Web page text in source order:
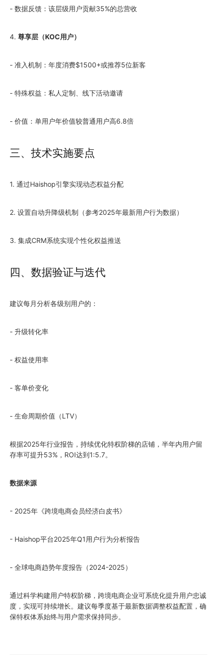
- 数据反馈：该层级用户贡献35%的总营收
4. 尊享层（KOC用户）
- 准入机制：年度消费$1500+或推荐5位新客
- 特殊权益：私人定制、线下活动邀请
- 价值：单用户年价值较普通用户高6.8倍
三、技术实施要点
1. 通过Haishop引擎实现动态权益分配
2. 设置自动升降级机制（参考2025年最新用户行为数据）
3. 集成CRM系统实现个性化权益推送
四、数据验证与迭代
建议每月分析各级别用户的：
- 升级转化率
- 权益使用率
- 客单价变化
- 生命周期价值（LTV）
根据2025年行业报告，持续优化特权阶梯的店铺，半年内用户留
存率可提升53%，ROI达到1:5.7。
数据来源
- 2025年《跨境电商会员经济白皮书》
- Haishop平台2025年Q1用户行为分析报告
- 全球电商趋势年度报告（2024-2025）
通过科学构建用户特权阶梯，跨境电商企业可系统化提升用户忠诚
度，实现可持续增长。建议每季度基于最新数据调整权益配置，确
保特权体系始终与用户需求保持同步。